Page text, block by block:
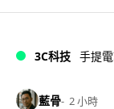
3C科技 手提
藍骨 2 小時